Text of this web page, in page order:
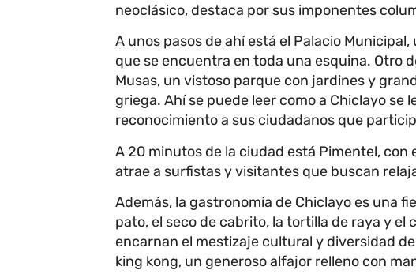
neoclásico, destaca por sus imponentes
A unos pasos de ahí está el Palacio
que se encuentra en toda una esquina. Otro
Musas, un vistoso parque con jardines y
griega. Ahí se puede leer como a Chiclayo se
reconocimiento a sus ciudadanos que
A 20 minutos de la ciudad está Pimentel, con
atrae a surfistas y visitantes que buscan
Además, la gastronomía de Chiclayo es una
pato, el seco de cabrito, la tortilla de raya y
encarnan el mestizaje cultural y diversidad
king kong, un generoso alfajor relleno con